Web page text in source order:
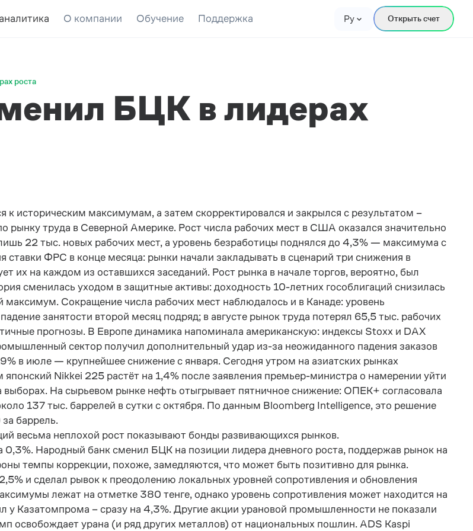
О компании Обучение Поддержка Ру Открыть счет
роста
БЦК в лидерах
к историческим максимумам, а затем скорректировался и закрылся с результатом –
рынку труда в Северной Америке. Рост числа рабочих мест в США оказался значительно
22 тыс. новых рабочих мест, а уровень безработицы поднялся до 4,3% — максимума с
ФРС в конце месяца: рынки начали закладывать в сценарий три снижения в
их на каждом из оставшихся заседаний. Рост рынка в начале торгов, вероятно, был
сменилась уходом в защитные активы: доходность 10-летних гособлигаций снизилась
Сокращение числа рабочих мест наблюдалось и в Канаде: уровень
занятости второй месяц подряд; в августе рынок труда потерял 65,5 тыс. рабочих
прогнозы. В Европе динамика напоминала американскую: индексы Stoxx и DAX
сектор получил дополнительный удар из-за неожиданного падения заказов
в июле — крупнейшее снижение с января. Сегодня утром на азиатских рынках
японский Nikkei 225 растёт на 1,4% после заявления премьер-министра о намерении уйти
выборах. На сырьевом рынке нефть отыгрывает пятничное снижение: ОПЕК+ согласовала
137 тыс. баррелей в сутки с октября. По данным Bloomberg Intelligence, это решение
баррель.
весьма неплохой рост показывают бонды развивающихся рынков.
0,3%. Народный банк сменил БЦК на позиции лидера дневного роста, поддержав рынок на
темпы коррекции, похоже, замедляются, что может быть позитивно для рынка.
и сделал рывок к преодолению локальных уровней сопротивления и обновления
лежат на отметке 380 тенге, однако уровень сопротивления может находится на
Казатомпрома – сразу на 4,3%. Другие акции урановой промышленности не показали
освобождает урана (и ряд других металлов) от национальных пошлин. ADS Kaspi